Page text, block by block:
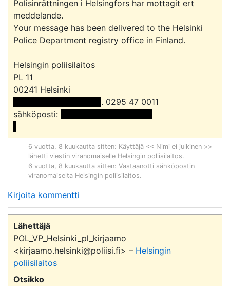
Polisinrättningen i Helsingfors har mottagit ert
meddelande.
Your message has been delivered to the Helsinki
Police Department registry office in Finland.
Helsingin poliisilaitos
PL 11
. 0295 47 0011
sähköposti:
6 vuotta, 8 kuukautta sitten: Käyttäjä << Nimi ei julkinen >>
lähetti viestin viranomaiselle Helsingin poliisilaitos.
6 vuotta, 8 kuukautta sitten: Vastaanotti sähköpostin
viranomaiselta Helsingin poliisilaitos.
Kirjoita kommentti
Lähettäjä
POL_VP_Helsinki_pl_kirjaamo
<kirjaamo.helsinki@poliisi.fi> – Helsingin
poliisilaitos
Otsikko